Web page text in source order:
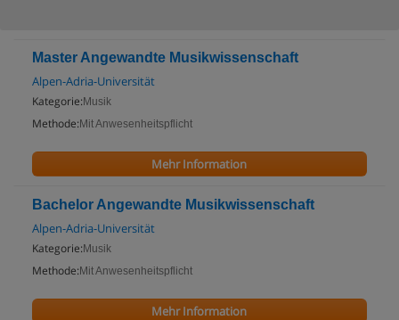
Master Angewandte Musikwissenschaft
Alpen-Adria-Universität
Kategorie: Musik
Methode: Mit Anwesenheitspflicht
Mehr Information
Bachelor Angewandte Musikwissenschaft
Alpen-Adria-Universität
Kategorie: Musik
Methode: Mit Anwesenheitspflicht
Mehr Information